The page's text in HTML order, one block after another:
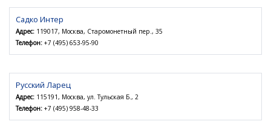
Садко Интер
Адрес: 119017, Москва, Старомонетный пер., 35
Телефон: +7 (495) 653-95-90
Русский Ларец
Адрес: 115191, Москва, ул. Тульская Б., 2
Телефон: +7 (495) 958-48-33